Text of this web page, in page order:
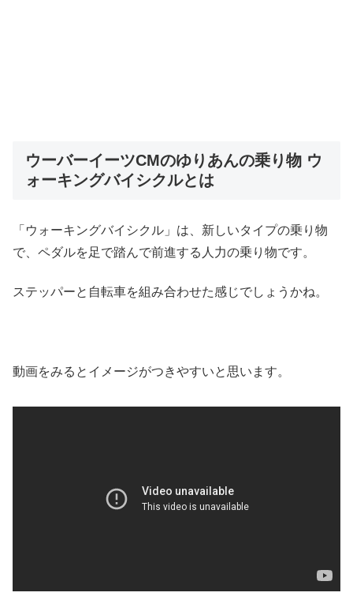
ウーバーイーツCMのゆりあんの乗り物 ウ
ォーキングバイシクルとは
「ウォーキングバイシクル」は、新しいタイプの乗り物
で、ペダルを足で踏んで前進する人力の乗り物です。
ステッパーと自転車を組み合わせた感じでしょうかね。
動画をみるとイメージがつきやすいと思います。